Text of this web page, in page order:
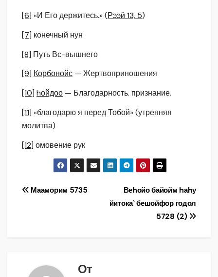
[6] «И Его держитесь.» (Рээй 13, 5)
[7] конечный нун
[8] Путь Вс-вышнего
[9] Корбонойс — Жертвоприношения
[10] hойдоо — Благодарность. признание.
[11] «благодарю я перед Тобой» (утренняя
молитва)
[12] омовение рук
Навигация
записям
Веhойо байойм hаhу
йитока` бешойфор годол
5728 (2)
Мааморим 5735
От